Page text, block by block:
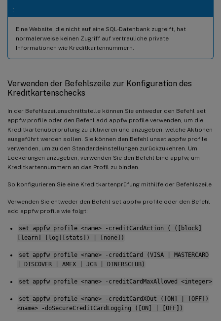
:
Eine Website, die nicht auf eine SQL-Datenbank zugreift, hat
normalerweise keinen Zugriff auf vertrauliche private
Informationen wie Kreditkartennummern.
Verwenden der Befehlszeile zur Konfiguration des
Kreditkartenschecks
In der Befehlszeilenschnittstelle können Sie entweder den Befehl set
appfw profile oder den Befehl add appfw profile verwenden, um die
Kreditkartenüberprüfung zu aktivieren und anzugeben, welche Aktionen
ausgeführt werden sollen. Sie können den Befehl unset appfw profile
verwenden, um zu den Standardeinstellungen zurückzukehren. Um
Lockerungen anzugeben, verwenden Sie den Befehl bind appfw, um
Kreditkartennummern an das Profil zu binden.
So konfigurieren Sie eine Kreditkartenprüfung mithilfe der Befehlszeile
Verwenden Sie entweder den Befehl set appfw profile oder den Befehl
add appfw profile wie folgt:
set appfw profile <name> -creditCardAction ( ([block]
[learn] [log][stats]) | [none])
set appfw profile <name> -creditCard (VISA | MASTERCARD
| DISCOVER | AMEX | JCB | DINERSCLUB)
set appfw profile <name> -creditCardMaxAllowed <integer>
set appfw profile <name> -creditCardXOut ([ON] | [OFF])
<name> -doSecureCreditCardLogging ([ON] | [OFF])